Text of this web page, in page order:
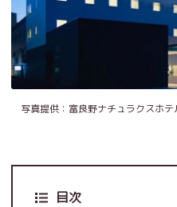
写真提供：富良野ナチュラクスホテ
目次